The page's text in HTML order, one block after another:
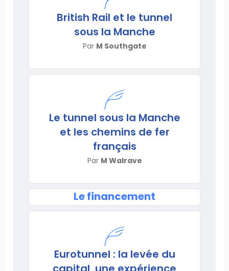
British Rail et le tunnel
sous la Manche
Par M Southgate
Le tunnel sous la Manche
et les chemins de fer
français
Par M Walrave
Le financement
Eurotunnel : la levée du